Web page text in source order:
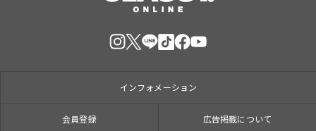
インフォメーション
会員登録 広告掲載について